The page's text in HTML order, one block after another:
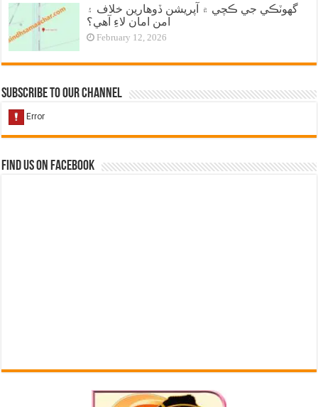
گهوٽڪي جي ڪچي ۾ آپريشن ڏوهارين خلاف ۽
امن امان لاءِ آهي؟
February 12, 2026
Subscribe to our Channel
Find us on Facebook